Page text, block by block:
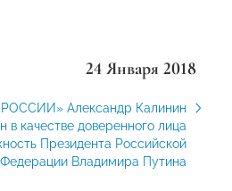
24 Января 2018
Александр Калинин
в качестве доверенного лица
Президента Российской
Федерации Владимира Путина